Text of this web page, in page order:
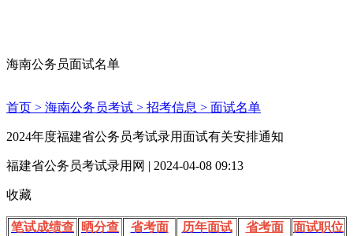
海南公务员面试名单
首页 > 海南公务员考试 > 招考信息 > 面试名单
2024年度福建省公务员考试录用面试有关安排通知
福建省公务员考试录用网 | 2024-04-08 09:13
收藏
笔试成绩查
晒分查
省考面
历年面试
省考面
面试职位